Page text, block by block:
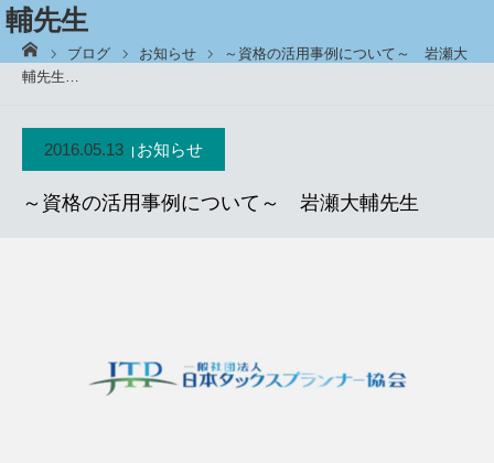
輔先生
ブログ お知らせ
～資格の活用事例について～ 岩瀬大
輔先生…
2016.05.13 お知らせ
～資格の活用事例について～ 岩瀬大輔先生
お客様の声
タックスプランナーについて知る
個別相談